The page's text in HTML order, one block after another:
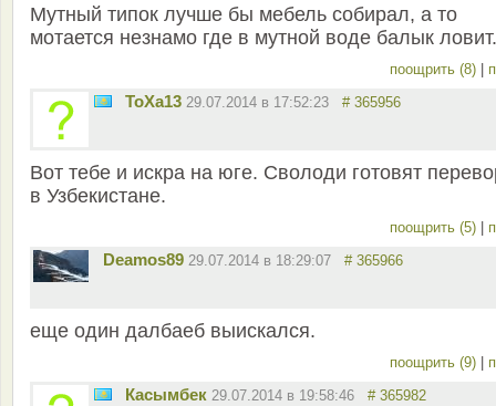
Мутный типок лучше бы мебель собирал, а то
мотается незнамо где в мутной воде балык ловит.
поощрить (8)
ТоХа13 29.07.2014 в 17:52:23 # 365956
Вот тебе и искра на юге. Сволоди готовят
в Узбекистане.
поощрить (5)
Deamos89 29.07.2014 в 18:29:07 # 365966
еще один далбаеб выискался.
поощрить (9)
Касымбек 29.07.2014 в 19:58:46 # 365982